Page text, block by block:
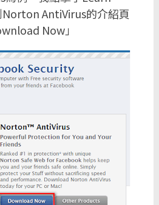
AntiVirus的介紹頁
Now」